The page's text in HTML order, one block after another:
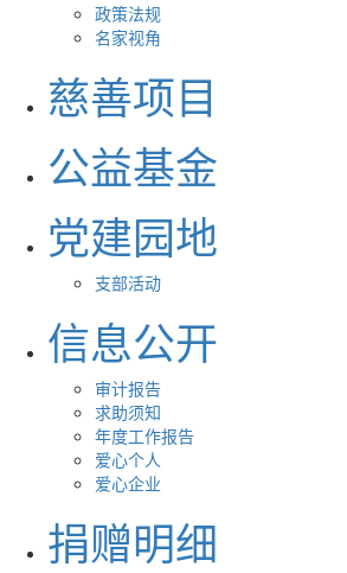
政策法规
名家视角
慈善项目
公益基金
党建园地
支部活动
信息公开
审计报告
求助须知
年度工作报告
爱心个人
爱心企业
捐赠明细